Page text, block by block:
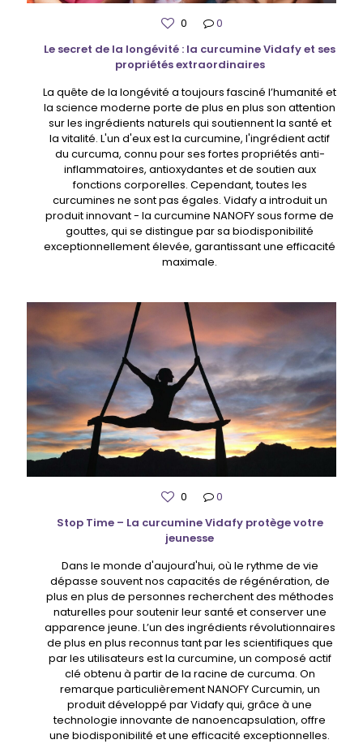
0
0
Le secret de la longévité : la curcumine Vidafy et ses
propriétés extraordinaires
La quête de la longévité a toujours fasciné l’humanité et
la science moderne porte de plus en plus son attention
sur les ingrédients naturels qui soutiennent la santé et
la vitalité. L'un d'eux est la curcumine, l'ingrédient actif
du curcuma, connu pour ses fortes propriétés anti-
inflammatoires, antioxydantes et de soutien aux
fonctions corporelles. Cependant, toutes les
curcumines ne sont pas égales. Vidafy a introduit un
produit innovant - la curcumine NANOFY sous forme de
gouttes, qui se distingue par sa biodisponibilité
exceptionnellement élevée, garantissant une efficacité
maximale.
0
0
Stop Time – La curcumine Vidafy protège votre
jeunesse
Dans le monde d'aujourd'hui, où le rythme de vie
dépasse souvent nos capacités de régénération, de
plus en plus de personnes recherchent des méthodes
naturelles pour soutenir leur santé et conserver une
apparence jeune. L’un des ingrédients révolutionnaires
de plus en plus reconnus tant par les scientifiques que
par les utilisateurs est la curcumine, un composé actif
clé obtenu à partir de la racine de curcuma. On
remarque particulièrement NANOFY Curcumin, un
produit développé par Vidafy qui, grâce à une
technologie innovante de nanoencapsulation, offre
une biodisponibilité et une efficacité exceptionnelles.